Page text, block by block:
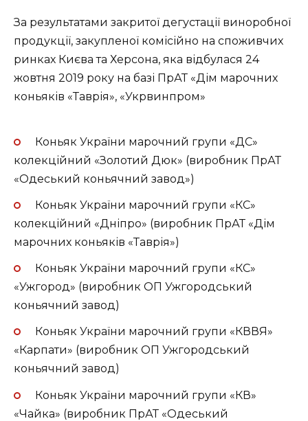
e
За результатами закритої дегустації виноробної
продукції, закупленої комісійно на споживчих
ринках Києва та Херсона, яка відбулася 24
жовтня 2019 року на базі ПрАТ «Дім марочних
коньяків «Таврія», «Укрвинпром»
Коньяк України марочний групи «ДС»
колекційний «Золотий Дюк» (виробник ПрАТ
«Одеський коньячний завод»)
Коньяк України марочний групи «КС»
колекційний «Дніпро» (виробник ПрАТ «Дім
марочних коньяків «Таврія»)
Коньяк України марочний групи «КС»
«Ужгород» (виробник ОП Ужгородський
коньячний завод)
Коньяк України марочний групи «КВВЯ»
«Карпати» (виробник ОП Ужгородський
коньячний завод)
Коньяк України марочний групи «КВ»
«Чайка» (виробник ПрАТ «Одеський